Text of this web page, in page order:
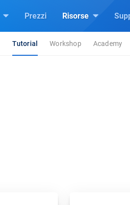
Prezzi Risorse
Tutorial Workshop Academy